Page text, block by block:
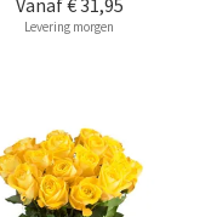
Vanaf€ 31,95
Levering morgen